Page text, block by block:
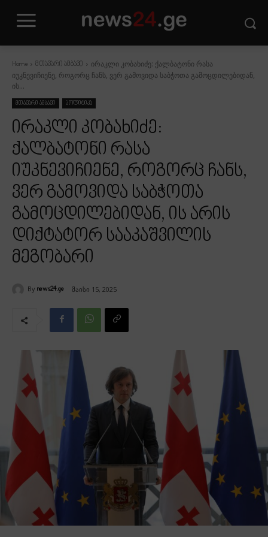
Home მთავარი ამბავი
ირაკლი კობახიძე: ქალბატონი რასა
იუკნევიჩიენე, როგორც ჩანს, ვერ გამოვიდა საბჭოთა გამოცდილებიდან,
ის...
მთავარი ამბავი პოლიტიკა
ირაკლი კობახიძე:
ქალბატონი რასა
იუკნევიჩიენე, როგორც ჩანს,
ვერ გამოვიდა საბჭოთა
გამოცდილებიდან, ის არის
დიქტატორ სააკაშვილის
მეგობარი
By news24.ge მაისი 15, 2025